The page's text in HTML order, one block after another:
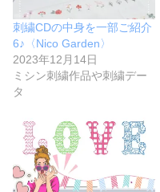
刺繍CDの中身を一部ご紹介
6♪〈Nico Garden〉
2023年12月14日
ミシン刺繍作品や刺繍デー
タ